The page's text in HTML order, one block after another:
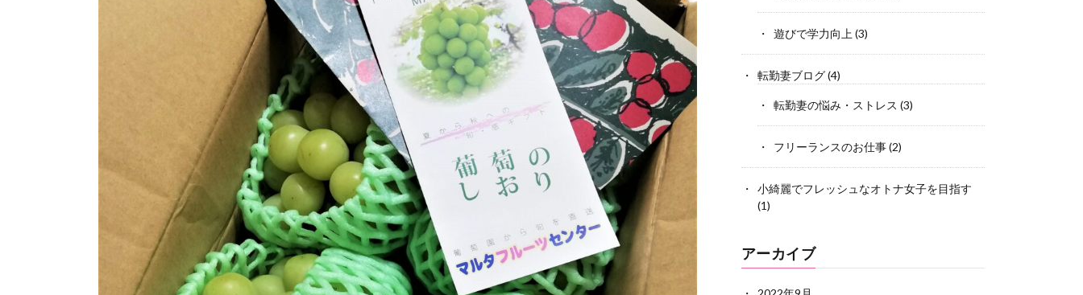
遊びで学力向上 (3)
転勤妻ブログ(4)
転勤妻の悩み・ストレス (3)
フリーランスのお仕事(2)
小綺麗でフレッシュなオトナ女子を目指す
(1)
アーカイブ